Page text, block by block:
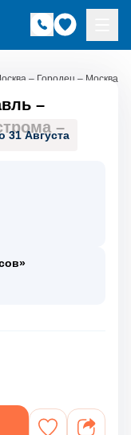
– Городец – Москва
31 Августа
–
–